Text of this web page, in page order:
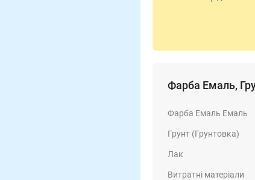
Фарба Емаль,
Фарба Емаль Емаль
Грунт (Грунтовка)
Лак
Витратні матеріали